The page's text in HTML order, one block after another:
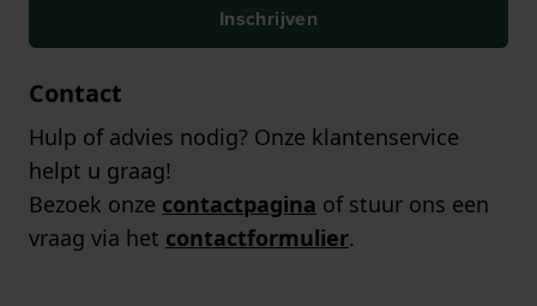
Inschrijven
Contact
Hulp of advies nodig? Onze klantenservice
helpt u graag!
Bezoek onze contactpagina of stuur ons een
vraag via het contactformulier.